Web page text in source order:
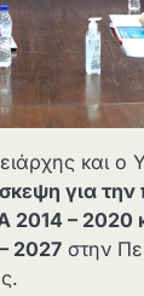
και ο
για την
2014 – 2020
2027 στην